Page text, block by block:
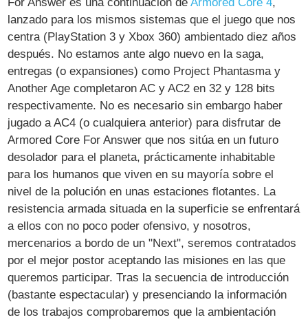
lanzado para los mismos sistemas que el juego que nos
centra (PlayStation 3 y Xbox 360) ambientado diez años
después. No estamos ante algo nuevo en la saga,
entregas (o expansiones) como Project Phantasma y
Another Age completaron AC y AC2 en 32 y 128 bits
respectivamente. No es necesario sin embargo haber
jugado a AC4 (o cualquiera anterior) para disfrutar de
Armored Core For Answer que nos sitúa en un futuro
desolador para el planeta, prácticamente inhabitable
para los humanos que viven en su mayoría sobre el
nivel de la polución en unas estaciones flotantes. La
resistencia armada situada en la superficie se enfrentará
a ellos con no poco poder ofensivo, y nosotros,
mercenarios a bordo de un "Next", seremos contratados
por el mejor postor aceptando las misiones en las que
queremos participar. Tras la secuencia de introducción
(bastante espectacular) y presenciando la información
de los trabajos comprobaremos que la ambientación